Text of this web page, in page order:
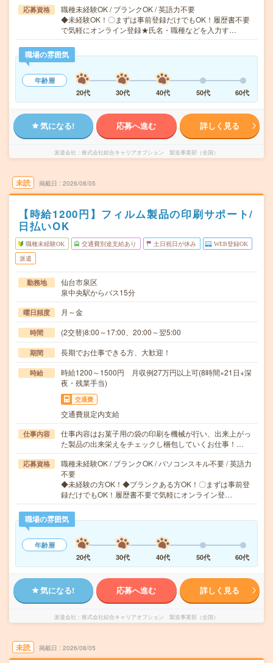
応募資格
職種未経験OK / ブランクOK / 英語力不要
◆未経験OK！〇まずは事前登録だけでもOK！履歴書不要
で気軽にオンライン登録★氏名・職種などを入力す…
職場の雰囲気
年齢層
20代
30代 40代 50代 60代
気になる! 応募へ進む 詳しく見る
派遣会社 株式会社綜合キャリアオプション 製造事業部（全国）
未読 掲載日 2026/08/05
【時給1200円】フィルム製品の印刷サポート/
日払いOK
職種未経験OK 交通費別途支給あり 土日祝日が休み WEB登録OK
派遣
勤務地
仙台市泉区
泉中央駅からバス15分
曜日頻度 月～金
時間 (2交替)8:00～17:00、20:00～翌5:00
期間 長期でお仕事できる方、大歓迎！
時給
時給1200～1500円 月収例27万円以上可(8時間×21日+深
夜・残業手当)
交通費
交通費規定内支給
仕事内容
仕事内容はお菓子用の袋の印刷を機械が行い、出来上がっ
た製品の出来栄えをチェックし梱包していくお仕事！…
応募資格
職種未経験OK / ブランクOK / パソコンスキル不要 / 英語力
不要
◆未経験の方OK！◆ブランクある方OK！〇まずは事前登
録だけでもOK！履歴書不要で気軽にオンライン登…
職場の雰囲気
年齢層
20代
30代 40代 50代 60代
気になる! 応募へ進む 詳しく見る
派遣会社 株式会社綜合キャリアオプション 製造事業部（全国）
未読 掲載日 2026/08/05